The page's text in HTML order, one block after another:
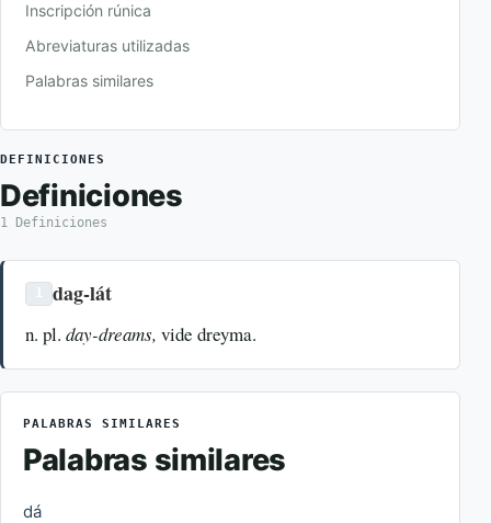
Inscripción rúnica
Abreviaturas utilizadas
Palabras similares
DEFINICIONES
Definiciones
1 Definiciones
dag-lát
n. pl. day-dreams, vide dreyma.
PALABRAS SIMILARES
Palabras similares
dá